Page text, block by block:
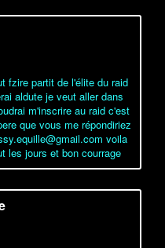
fzire partit de l'élite du raid
aldute je veut aller dans
m'inscrire au raid c'est
que vous me répondiriez
voila
les jours et bon courrage